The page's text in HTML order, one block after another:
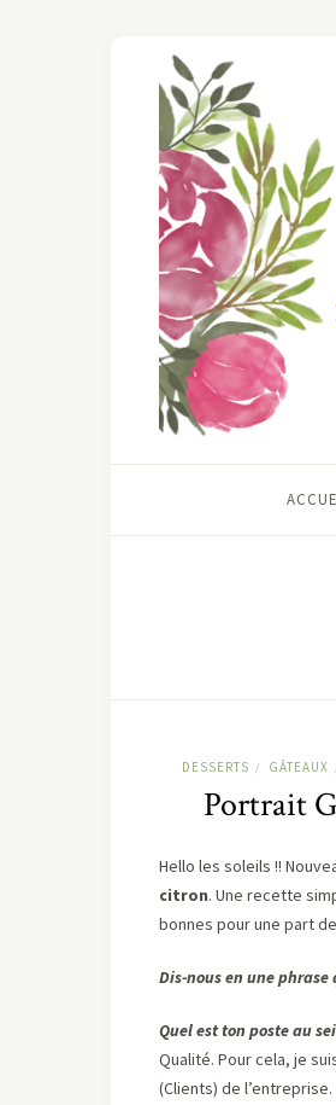
DESSERTS / GÂTEAUX
Portrait
Hello les soleils !!
citron. Une recette
bonnes pour une part
Dis-nous en une phrase
Quel est ton poste au
Qualité. Pour cela, je
(Clients) de